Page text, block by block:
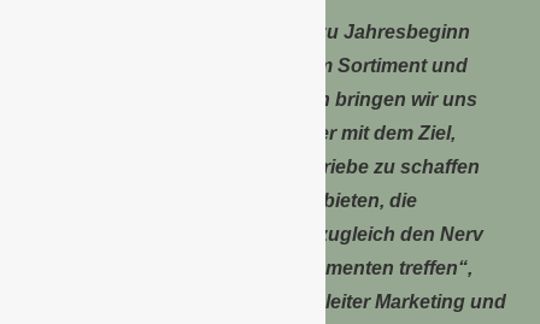
„Beide Leitmessen sind für uns zu Jahresbeginn
wichtige Plattformen. Mit unserem Sortiment und
unseren Vermarktungskonzepten bringen wir uns
bewusst in den Dialog ein – immer mit dem Ziel,
Mehrwert für unsere Mitgliedsbetriebe zu schaffen
und dem Handel Lösungen anzubieten, die
wirtschaftlich funktionieren und zugleich den Nerv
der Konsumentinnen und Konsumenten treffen“,
betont Michael Hermes, Bereichsleiter Marketing und